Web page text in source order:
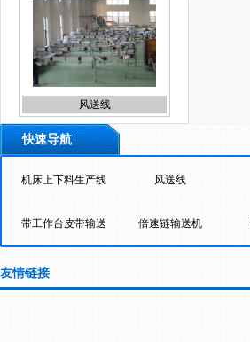
风送线
快速导航
机床上下料生产线 风送线
带工作台皮带输送 倍速链输送机
输送机
友情链接